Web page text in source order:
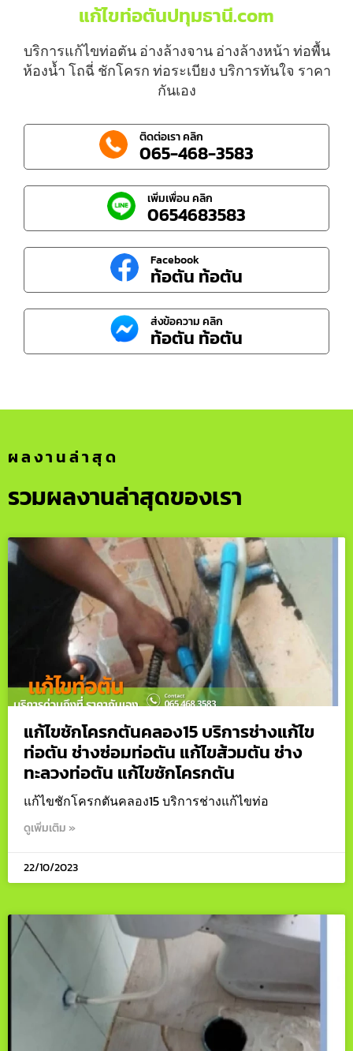
แก้ไขท่อตันปทุมธานี.com
บริการแก้ไขท่อตัน อ่างล้างจาน อ่างล้างหน้า ท่อพื้น
ห้องน้ำ โถฉี่ ชักโครก ท่อระเบียง บริการทันใจ ราคา
กันเอง
ติดต่อเรา คลิก
065-468-3583
เพิ่มเพื่อน คลิก
0654683583
Facebook
ท้อตัน ท้อตัน
ส่งข้อความ คลิก
ท้อตัน ท้อตัน
ผลงานล่าสุด
รวมผลงานล่าสุดของเรา
แก้ไขชักโครกตันคลอง15 บริการช่างแก้ไข
ท่อตัน ช่างซ่อมท่อตัน แก้ไขส้วมตัน ช่าง
ทะลวงท่อตัน แก้ไขชักโครกตัน
แก้ไขชักโครกตันคลอง15 บริการช่างแก้ไขท่อ
ดูเพิ่มเติม »
22/10/2023